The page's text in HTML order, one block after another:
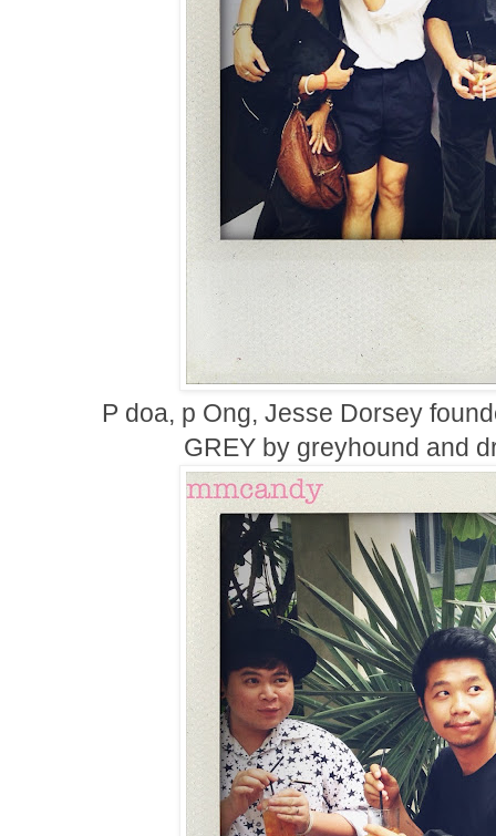
P doa, p Ong, Jesse Dorsey
GREY by greyhound and